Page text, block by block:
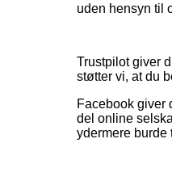
uden hensyn til
Trustpilot giver
støtter vi, at du
Facebook giver
del online
ydermere burde